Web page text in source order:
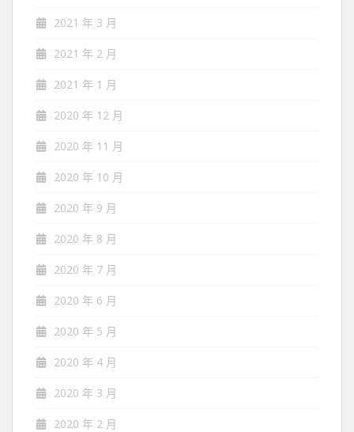
2021 年 3 月
2021 年 2 月
2021 年 1 月
2020 年 12 月
2020 年 11 月
2020 年 10 月
2020 年 9 月
2020 年 8 月
2020 年 7 月
2020 年 6 月
2020 年 5 月
2020 年 4 月
2020 年 3 月
2020 年 2 月